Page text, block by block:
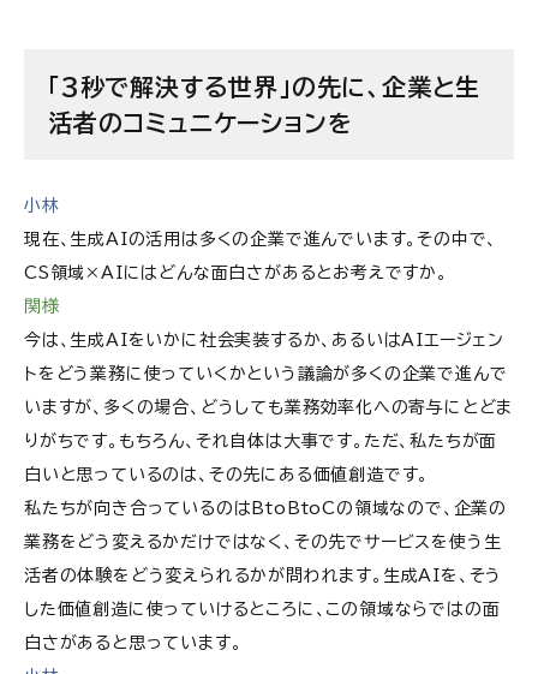
「3秒で解決する世界」の先に、企業と生
活者のコミュニケーションを
小林
現在、生成AIの活用は多くの企業で進んでいます。その中で、
CS領域×AIにはどんな面白さがあるとお考えですか。
関様
今は、生成AIをいかに社会実装するか、あるいはAIエージェン
トをどう業務に使っていくかという議論が多くの企業で進んで
いますが、多くの場合、どうしても業務効率化への寄与にとどま
りがちです。もちろん、それ自体は大事です。ただ、私たちが面
白いと思っているのは、その先にある価値創造です。
私たちが向き合っているのはBtoBtoCの領域なので、企業の
業務をどう変えるかだけではなく、その先でサービスを使う生
活者の体験をどう変えられるかが問われます。生成AIを、そう
した価値創造に使っていけるところに、この領域ならではの面
白さがあると思っています。